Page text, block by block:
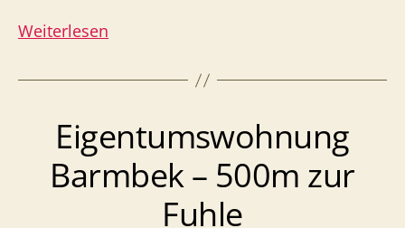
Weiterlesen
–
zur
Bahn
Eigentumswohnung
Barmbek – 500m zur
Fuhle